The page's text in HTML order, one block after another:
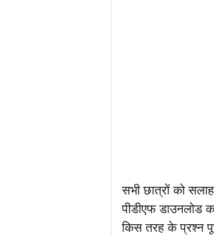
सभी छात्रों को
पीडीएफ डाउनलोड
किस तरह के प्रश्न